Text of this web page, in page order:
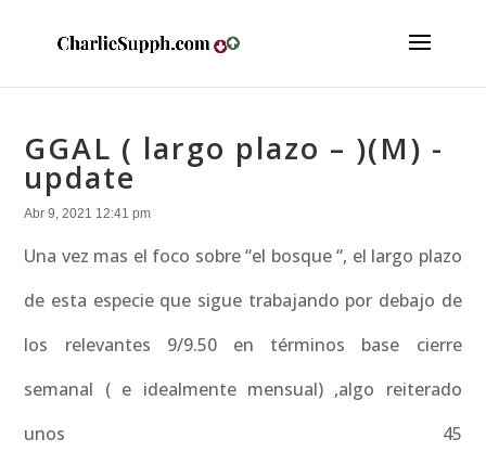
GGAL ( largo plazo – )(M) -
update
Abr 9, 2021 12:41 pm
Una vez mas el foco sobre “el bosque “, el largo plazo
de esta especie que sigue trabajando por debajo de
los relevantes 9/9.50 en términos base cierre
semanal ( e idealmente mensual) ,algo reiterado
unos 45